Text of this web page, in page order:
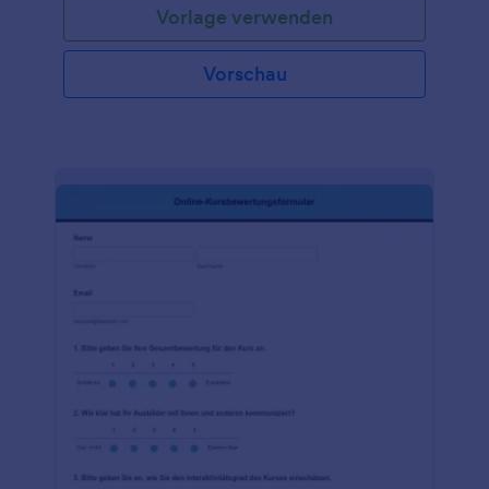
Fähigkeiten im Sprechen, Schreiben, Hören und
Lesen. Sie können dieses Feedback-Formular für
gesprochenes Englisch verwenden, um Feedback
oder zusätzliche Anmerkungen zum Endergebnis
Farbschema oder fügen Sie ein Hintergrundbild
hinzu, das zu Ihrer Marke passt. Vergessen Sie nicht,
Fortschritt mit den Funktionen von Jotform ganz
Vorlage verwenden
Vorschau